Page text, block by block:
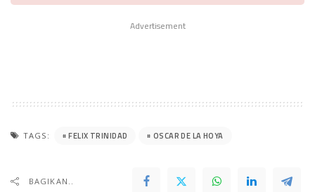
Advertisement
TAGS: FELIX TRINIDAD OSCAR DE LA HOYA
BAGIKAN..